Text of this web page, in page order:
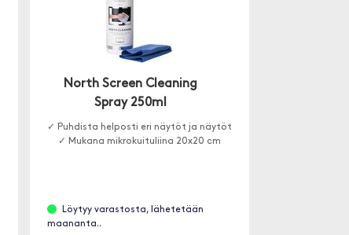
North Screen Cleaning
Spray 250ml
✓ Puhdista helposti eri näytöt ja näytöt
✓ Mukana mikrokuituliina 20x20 cm
Löytyy varastosta, lähetetään
maananta..